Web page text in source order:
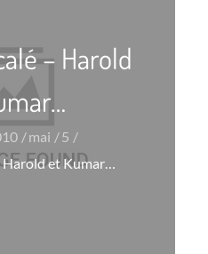
– Harold
mai
5
Harold et Kumar…